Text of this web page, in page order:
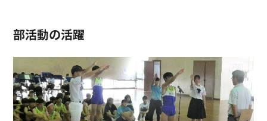
部活動の活躍